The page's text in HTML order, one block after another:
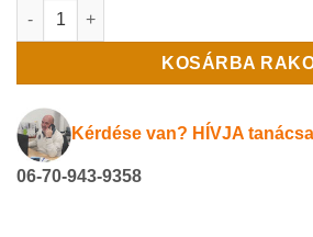
Galaxy ventilátoros csillár mennyiség
KOSÁRBA
Kérdése van? HÍVJA
06-70-943-9358